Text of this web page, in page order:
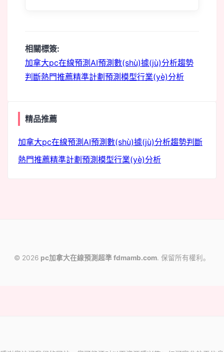
m
相關標簽:
加拿大pc在線預測 AI預測 數(shù)據(jù)分析趨勢
判斷熱門推薦精準計劃 預測模型行業(yè)分析
精品推薦
加拿大pc在線預測 AI預測 數(shù)據(jù)分析趨勢判斷
熱門推薦精準計劃 預測模型行業(yè)分析
© 2026 pc加拿大在線預測超準 fdmamb.com. 保留所有權利。